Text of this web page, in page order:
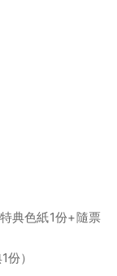
典色紙1份+隨票
）